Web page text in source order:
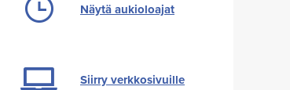
Näytä aukioloajat
Siirry verkkosivuille